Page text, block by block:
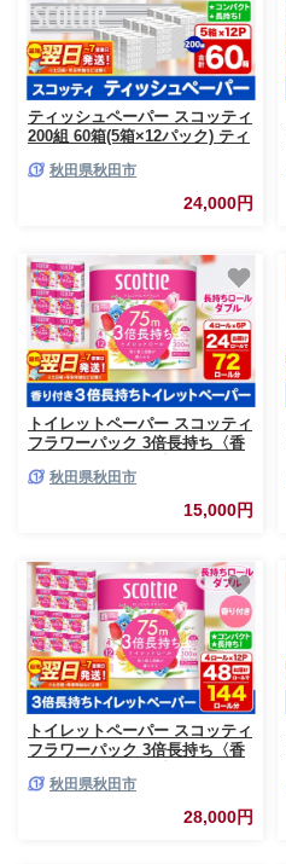
ティッシュペーパー スコッティ
200組 60箱(5箱×12パック) ティ
ィッシュ ボックスティッシュ
スコッティ(SCOTTIE) スコッテ
秋田県秋田市
24,000円
トイレットペーパー スコッティ
フラワーパック 3倍長持ち〈香
秋田市オリジナル 最短翌日発送
[スコッティ フラワーパック ト
イレットペーパー 日本製紙クレ
秋田県秋田市
15,000円
トイレットペーパー スコッティ
フラワーパック 3倍長持ち〈香
ク 日用品 最短翌日発送 [スコッ
ティ フラワーパック トイレッ
トペーパー 日本製紙クレシア]
秋田県秋田市
28,000円